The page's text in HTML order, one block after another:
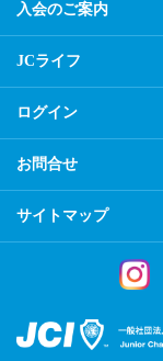
入会のご案内
JCライフ
ログイン
お問合せ
サイトマップ